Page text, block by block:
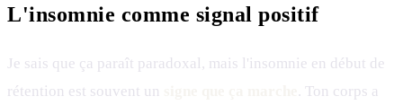
L'insomnie comme signal positif
Je sais que ça paraît paradoxal, mais l'insomnie en début de
rétention est souvent un
. Ton corps a